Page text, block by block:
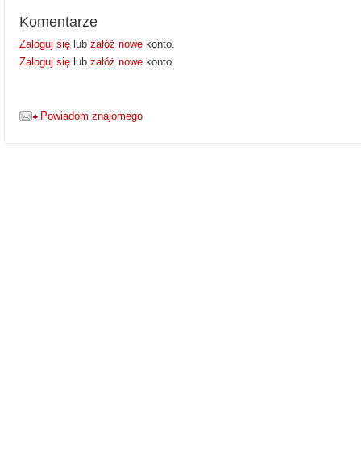
Komentarze
Zaloguj się lub załóż nowe konto.
Zaloguj się lub załóż nowe konto.
Powiadom znajomego